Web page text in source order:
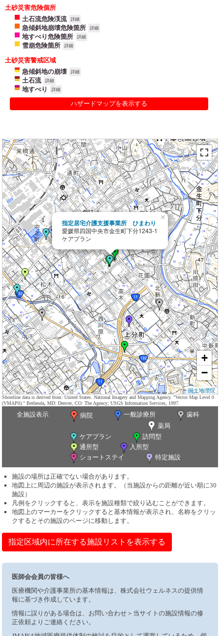
土砂災害危険個所
土石流危険渓流
詳細
急傾斜地崩壊危険箇所 詳細
地すべり危険箇所 詳細
雪崩危険箇所 詳細
土砂災害警戒区域
急傾斜地の崩壊
詳細
土石流 詳細
地すべり 詳細
ハザードマップを表示する
指定居宅介護支援事業所 ひまわり
愛媛県四国中央市金生町下分1243-1
ケアプラン
×
+
−
国土地理院
Shoreline data is derived from: United States. National Imagery and Mapping Agency. "Vector Map Level 0
(VMAP0)." Bethesda, MD: Denver, CO: The Agency; USGS Information Services, 1997.
全施設表示 病院 一般診療所
歯科
薬局
ケアプラン
訪問型
通所型
入所型
ショートステイ
特定施設
施設の場所は正確でない場合があります。
地図上に周辺の施設が表示されます。（当施設からの距離が近い順に30
施設）
凡例をクリックすると、表示を施設種類で絞り込むことができます。
地図上のマーカーをクリックすると基本情報が表示され、名称をクリッ
クするとその施設のページに移動します。
指定区域内に所在する施設リストを表示する
医師会会員の皆様へ
医療機関や介護事業所の基本情報は、株式会社ウェルネスの提供情
報に基づき作成しています。
情報に誤りがある場合は、お問い合わせ＞当サイトの施設情報の修
正依頼よりご連絡ください。